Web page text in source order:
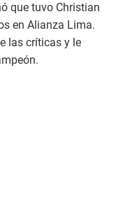
que tuvo Christian
en Alianza Lima.
las críticas y le